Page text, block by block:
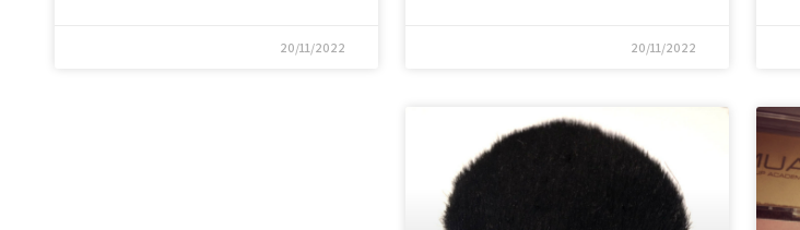
20/11/2022
20/11/2022